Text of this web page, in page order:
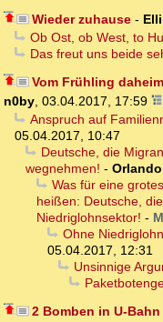
Wieder zuhause- Elli
Ob Ost, ob West, to
Das freut uns beide
Vom Frühling
n0by, 03.04.2017, 17:59
Anspruch auf
05.04.2017, 10:47
Deutsche, die
wegnehmen! - Orlando
Was für eine
heißen: Deutsche,
Niedriglohnsektor! -
Ohne
05.04.2017, 12:31
Unsinnige
2 Bomben in U-